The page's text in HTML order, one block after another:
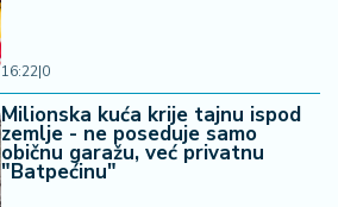
16:22|0
Milionska kuća krije tajnu ispod
zemlje - ne poseduje samo
običnu garažu, već privatnu
"Batpećinu"